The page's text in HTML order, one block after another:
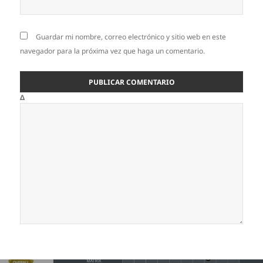
Guardar mi nombre, correo electrónico y sitio web en este
navegador para la próxima vez que haga un comentario.
Δ